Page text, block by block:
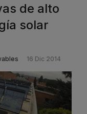
de alto
solar
16 Dic 2014